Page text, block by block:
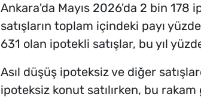
Ankara'da Mayıs 2026'da 2 bin 178
satışların toplam içindeki payı
631 olan ipotekli satışlar, bu yıl
Asıl düşüş ipoteksiz ve diğer
ipoteksiz konut satılırken, bu